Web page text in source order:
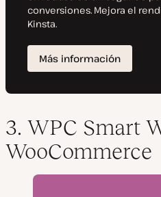
3. WPC Smart
WooCommerce